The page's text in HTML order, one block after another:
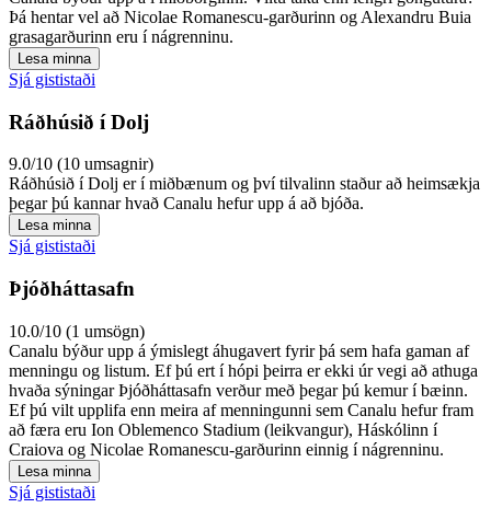
Þá hentar vel að Nicolae Romanescu-garðurinn og Alexandru Buia
grasagarðurinn eru í nágrenninu.
Lesa minna
Sjá gististaði
Ráðhúsið í Dolj
9.0/10 (10 umsagnir)
Ráðhúsið í Dolj er í miðbænum og því tilvalinn staður að heimsækja
þegar þú kannar hvað Canalu hefur upp á að bjóða.
Lesa minna
Sjá gististaði
Þjóðháttasafn
10.0/10 (1 umsögn)
Canalu býður upp á ýmislegt áhugavert fyrir þá sem hafa gaman af
menningu og listum. Ef þú ert í hópi þeirra er ekki úr vegi að athuga
hvaða sýningar Þjóðháttasafn verður með þegar þú kemur í bæinn.
Ef þú vilt upplifa enn meira af menningunni sem Canalu hefur fram
að færa eru Ion Oblemenco Stadium (leikvangur), Háskólinn í
Craiova og Nicolae Romanescu-garðurinn einnig í nágrenninu.
Lesa minna
Sjá gististaði